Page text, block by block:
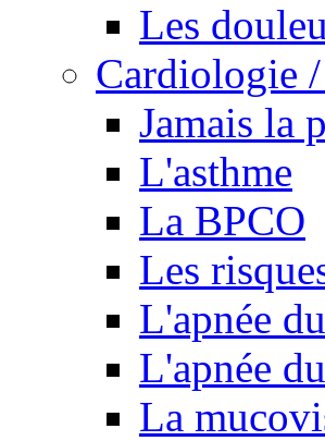
Les
Cardiologie
Jamais la
L'asthme
La BPCO
Les
L'apnée
L'apnée
La